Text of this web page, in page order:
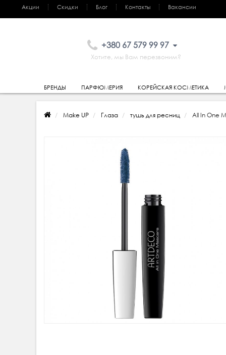
Акции Скидки Блог Контакты Вакансии
+380 67 579 99 97
Хотите, мы Вам перезвоним?
БРЕНДЫ ПАРФЮМЕРИЯ КОРЕЙСКАЯ КОСМЕТИКА
Make UP Глаза тушь для ресниц All In One